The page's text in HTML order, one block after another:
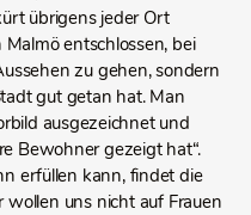
übrigens jeder Ort
Malmö entschlossen, bei
zu gehen, sondern
gut getan hat. Man
ausgezeichnet und
Bewohner gezeigt hat“.
erfüllen kann, findet die
uns nicht auf Frauen